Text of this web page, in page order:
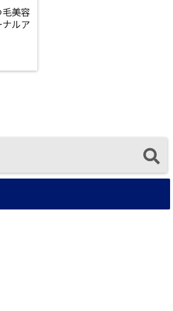
毛美容
ルア